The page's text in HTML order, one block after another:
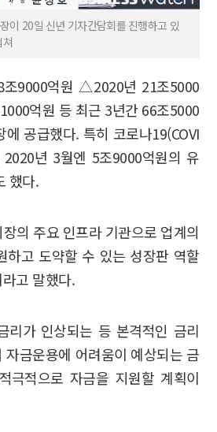
이 20일 신년 기자간담회를 진행하고 있
9000억원 △2020년 21조5000
억원 등 최근 3년간 66조5000
공급했다. 특히 코로나19(COVI
년 3월엔 5조9000억원의 유
했다.
의 주요 인프라 기관으로 업계의
하고 도약할 수 있는 성장판 역할
고 말했다.
리가 인상되는 등 본격적인 금리
자금운용에 어려움이 예상되는 금
극적으로 자금을 지원할 계획이